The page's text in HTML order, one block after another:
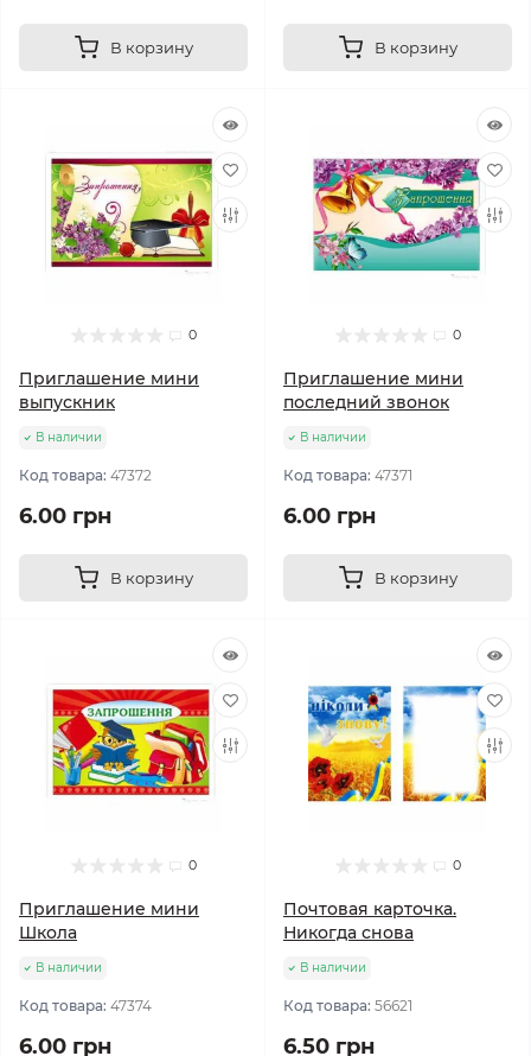
В корзину В корзину
0
Приглашение мини
выпускник
В наличии
Код товара: 47372
6.00 грн
В корзину
0
Приглашение мини
последний звонок
В наличии
Код товара: 47371
6.00 грн
В корзину
0
Приглашение мини
Школа
В наличии
Код товара: 47374
6.00 грн
0
Почтовая карточка.
Никогда снова
В наличии
Код товара: 56621
6.50 грн